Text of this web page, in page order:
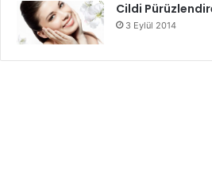
Cildi
3 Eylül 2014